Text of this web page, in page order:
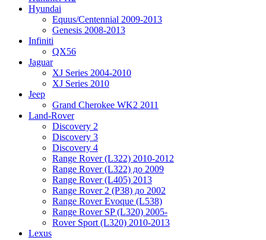
Hyundai
Equus/Centennial 2009-2013
Genesis 2008-2013
Infiniti
QX56
Jaguar
XJ Series 2004-2010
XJ Series 2010
Jeep
Grand Cherokee WK2 2011
Land-Rover
Discovery 2
Discovery 3
Discovery 4
Range Rover (L322) 2010-2012
Range Rover (L322) до 2009
Range Rover (L405) 2013
Range Rover 2 (P38) до 2002
Range Rover Evoque (L538)
Range Rover SP (L320) 2005-
Rover Sport (L320) 2010-2013
Lexus